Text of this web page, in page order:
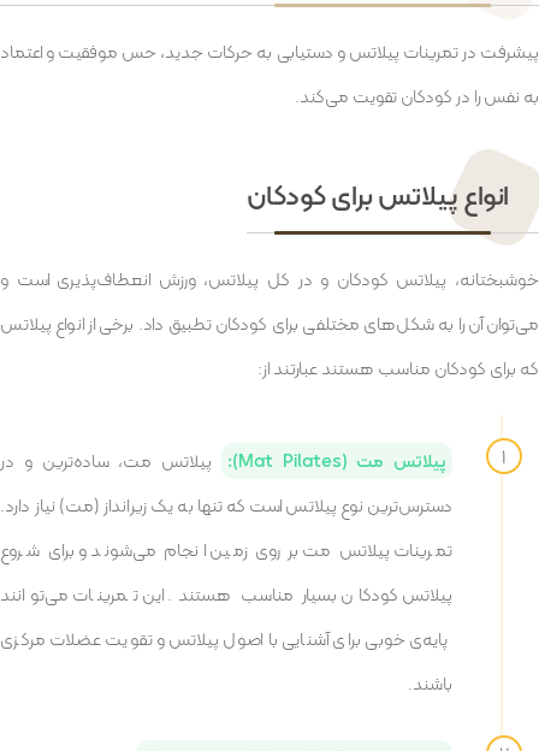
پیشرفت در تمرینات پیلاتس و دستیابی به حرکات جدید، حس موفقیت و اعتماد
به نفس را در کودکان تقویت می‌کند.
انواع پیلاتس برای کودکان
خوشبختانه، پیلاتس کودکان و در کل پیلاتس، ورزش انعطاف‌پذیری است و
می‌توان آن را به شکل‌های مختلفی برای کودکان تطبیق داد. برخی از انواع پیلاتس
که برای کودکان مناسب هستند عبارتند از:
پیلاتس مت (Mat Pilates):
پیلاتس مت، ساده‌ترین و در
دسترس‌ترین نوع پیلاتس است که تنها به یک زیرانداز (مت) نیاز دارد.
تمرینات پیلاتس مت بر روی زمین انجام می‌شوند و برای شروع
پیلاتس کودکان بسیار مناسب هستند. این تمرینات می‌توانند
پایه‌ی خوبی برای آشنایی با اصول پیلاتس و تقویت عضلات مرکزی
باشند.